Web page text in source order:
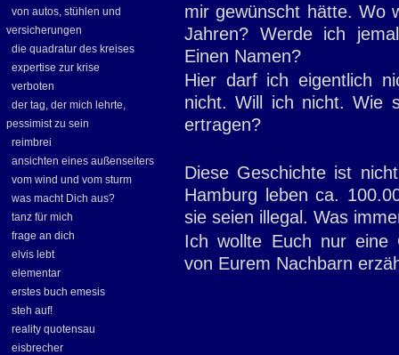
von autos, stühlen und
versicherungen
die quadratur des kreises
expertise zur krise
verboten
der tag, der mich lehrte,
pessimist zu sein
reimbrei
ansichten eines außenseiters
vom wind und vom sturm
was macht Dich aus?
tanz für mich
frage an dich
elvis lebt
elementar
erstes buch emesis
steh auf!
reality quotensau
eisbrecher
mir gewünscht hätte. Wo
Jahren? Werde ich
Einen Namen?
Hier darf ich eigentlich
nicht. Will ich nicht. Wie
ertragen?
Diese Geschichte ist
Hamburg leben ca.
sie seien illegal. Was
Ich wollte Euch nur eine
von Eurem Nachbarn